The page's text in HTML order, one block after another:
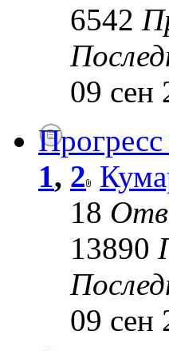
6542
09 сен
1, 2
18
13890
09 сен